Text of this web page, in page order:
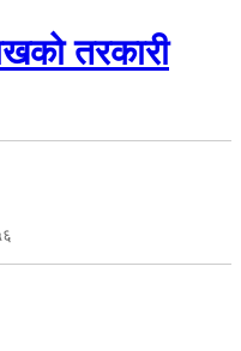
तरकारी